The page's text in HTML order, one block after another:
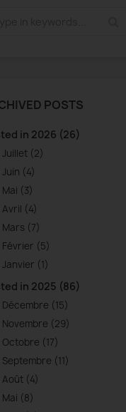
POSTS
in 2026 (26)
Juillet (2)
Juin (4)
Mai (3)
Avril (4)
Mars (7)
Février (5)
Janvier (1)
in 2025 (86)
Décembre (15)
Novembre (29)
Octobre (17)
Septembre (11)
Août (4)
Mai (8)